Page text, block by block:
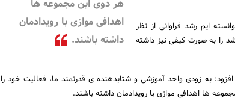
هر دوی این مجموعه ها
اهدافی موازی با رویدادمان
داشته باشند.
ایم رشد فراوانی از نظر
را به صورت کیفی نیز داشته
به زودی واحد آموزشی و شتابدهنده ی قدرتمند ما، فعالیت خود را
ها اهدافی موازی با رویدادمان داشته باشند.